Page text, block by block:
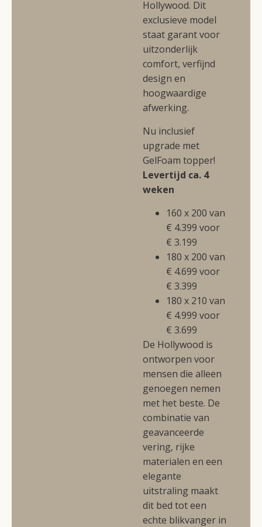
Hollywood. Dit
exclusieve model
staat garant voor
uitzonderlijk
comfort, verfijnd
design en
hoogwaardige
afwerking.
Nu inclusief
upgrade met
GelFoam topper!
Levertijd ca. 4
weken
160 x 200 van
€ 4.399 voor
€ 3.199
180 x 200 van
€ 4.699 voor
€ 3.399
180 x 210 van
€ 4.999 voor
€ 3.699
De Hollywood is
ontworpen voor
mensen die alleen
genoegen nemen
met het beste. De
combinatie van
geavanceerde
vering, rijke
materialen en een
elegante
uitstraling maakt
dit bed tot een
echte blikvanger in